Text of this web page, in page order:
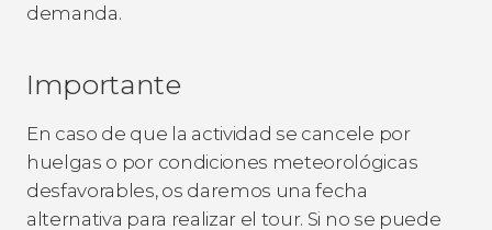
demanda.
Importante
En caso de que la actividad se cancele por
huelgas o por condiciones meteorológicas
desfavorables, os daremos una fecha
alternativa para realizar el tour. Si no se puede